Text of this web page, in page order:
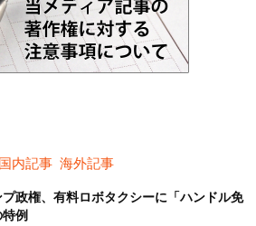
国内記事 海外記事
プ政権、有料ロボタクシーに「ハンドル免
特例